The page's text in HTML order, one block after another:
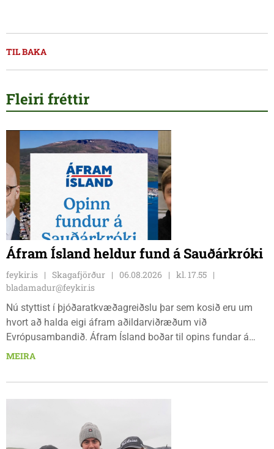
TIL BAKA
Fleiri fréttir
Áfram Ísland heldur fund á Sauðárkróki
feykir.is Skagafjörður 06.08.2026
kl. 17.55
bladamadur@feykir.is
Nú styttist í þjóðaratkvæðagreiðslu þar sem kosið eru um
hvort að halda eigi áfram aðildarviðræðum við
Evrópusambandið. Áfram Ísland boðar til opins fundar á
Frímúrarasalnum Borgarmýri 1 á Sauðarkróki, laugardaginn
nauðsynleg.
MEIRA